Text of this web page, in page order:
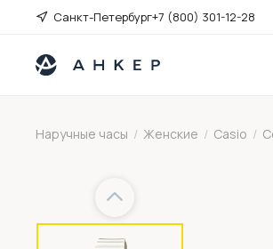
Санкт-Петербург+7 (800) 301-12-28
Наручные часы / Женские / Casio /
Previous